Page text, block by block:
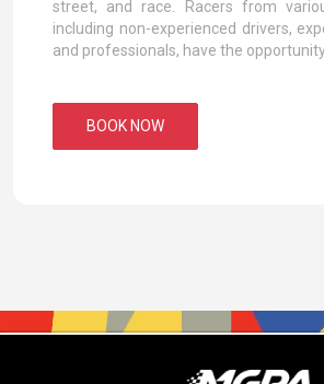
street, and race. Racers from
including non-experienced drivers,
and professionals, have the
BOOK NOW